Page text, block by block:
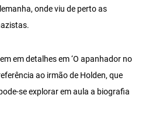
onde viu de perto as
em detalhes em ‘O apanhador no
ao irmão de Holden, que
se explorar em aula a biografia